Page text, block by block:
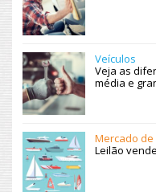
Veículos
Veja as
média e
Mercado
Leilão